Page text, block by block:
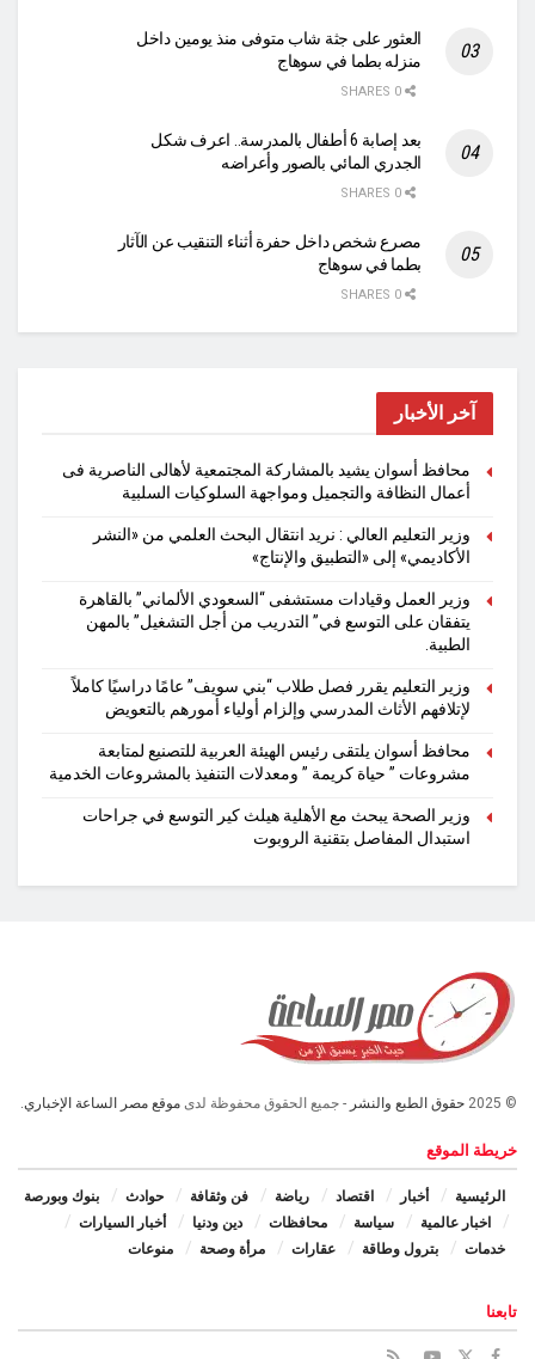
العثور على جثة شاب متوفى منذ يومين داخل
منزله بطما في سوهاج
بعد إصابة 6 أطفال بالمدرسة.. اعرف شكل
الجدري المائي بالصور وأعراضه
مصرع شخص داخل حفرة أثناء التنقيب عن الآثار
بطما في سوهاج
آخر الأخبار
محافظ أسوان يشيد بالمشاركة المجتمعية لأهالى الناصرية فى
أعمال النظافة والتجميل ومواجهة السلوكيات السلبية
وزير التعليم العالي : نريد انتقال البحث العلمي من «النشر
الأكاديمي» إلى «التطبيق والإنتاج»
وزير العمل وقيادات مستشفى “السعودي الألماني” بالقاهرة
يتفقان على التوسع في” التدريب من أجل التشغيل” بالمهن
الطبية.
وزير التعليم يقرر فصل طلاب “بني سويف” عامًا دراسيًا كاملاً
لإتلافهم الأثاث المدرسي وإلزام أولياء أمورهم بالتعويض
محافظ أسوان يلتقى رئيس الهيئة العربية للتصنيع لمتابعة
مشروعات ” حياة كريمة ” ومعدلات التنفيذ بالمشروعات الخدمية
وزير الصحة يبحث مع الأهلية هيلث كير التوسع في جراحات
استبدال المفاصل بتقنية الروبوت
© 2025 حقوق الطبع والنشر - جميع الحقوق محفوظة لدى موقع مصر الساعة الإخباري.
خريطة الموقع
الرئيسية أخبار اقتصاد رياضة فن وثقافة حوادث
بنوك وبورصة
اخبار عالمية
سياسة محافظات دين ودنيا
أخبار السيارات
خدمات
بترول وطاقة عقارات مرأة وصحة منوعات
تابعنا